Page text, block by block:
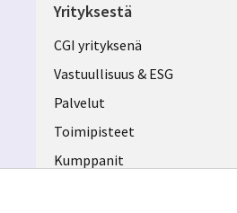
Yrityksestä
Useful
links
FINLAND
CGI yrityksenä
Vastuullisuus & ESG
Palvelut
Toimipisteet
Kumppanit